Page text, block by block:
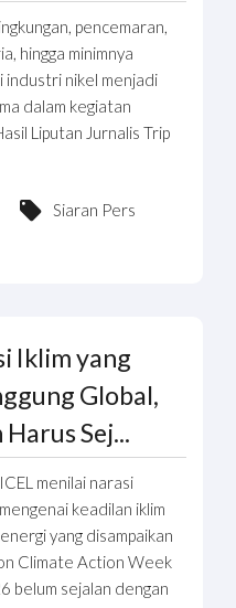
pencemaran,
hingga minimnya
industri nikel menjadi
dalam kegiatan
Liputan Jurnalis Trip
Siaran Pers
Iklim yang
Global,
Sej...
menilai narasi
keadilan iklim
yang disampaikan
Climate Action Week
belum sejalan dengan